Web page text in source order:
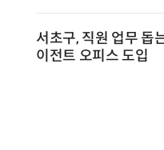
서초구, 직원 업무 돕
이전트 오피스 도입